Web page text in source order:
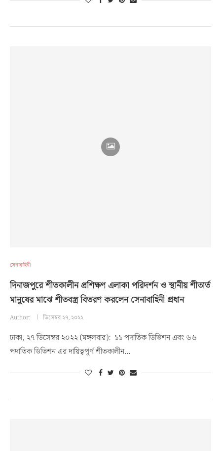
সেনাবাহিনী
দিনাজপুরে শীতকালীন প্রশিক্ষণ এলাকা পরিদর্শন ও স্থানীয় শীতার্ত
মানুষের মাঝে শীতবস্ত্র বিতরণ করলেন সেনাবাহিনী প্রধান
Author: ডিসেম্বর ২৭, ২০২২
ঢাকা, ২৭ ডিসেম্বর ২০২২ (মঙ্গলবার): ১১ পদাতিক ডিভিশন এবং ৬৬
পদাতিক ডিভিশন এর দায়িত্বপূর্ণ শীতকালীন…